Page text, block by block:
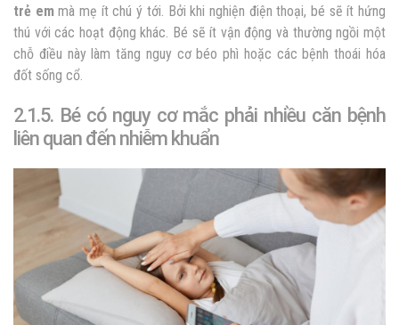
trẻ em mà mẹ ít chú ý tới. Bởi khi nghiện điện thoại, bé sẽ ít hứng
thú với các hoạt động khác. Bé sẽ ít vận động và thường ngồi một
chỗ điều này làm tăng nguy cơ béo phì hoặc các bệnh thoái hóa
đốt sống cổ.
2.1.5. Bé có nguy cơ mắc phải nhiều căn bệnh
liên quan đến nhiễm khuẩn